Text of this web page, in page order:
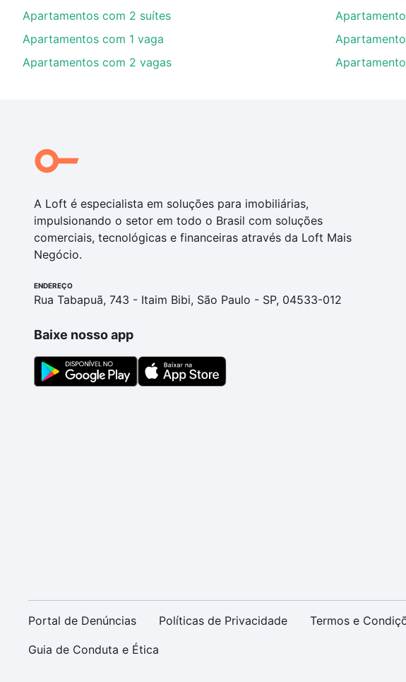
Apartamentos com 2 suítes
Apartamentos com 1 vaga
Apartamentos com 2 vagas
A Loft é especialista em soluções para imobiliárias,
impulsionando o setor em todo o Brasil com soluções
comerciais, tecnológicas e financeiras através da Loft Mais
Negócio.
ENDEREÇO
Rua Tabapuã, 743 - Itaim Bibi, São Paulo - SP, 04533-012
Baixe nosso app
Portal de Denúncias Políticas de Privacidade Termos e
Guia de Conduta e Ética